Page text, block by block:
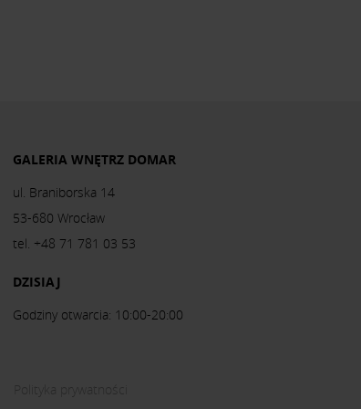
GALERIA WNĘTRZ DOMAR
ul. Braniborska 14
53-680 Wrocław
tel. +48 71 781 03 53
DZISIAJ
Godziny otwarcia: 10:00-20:00